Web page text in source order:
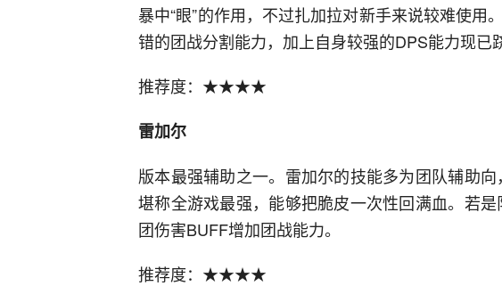
暴中“眼”的作用，不过扎加拉对新手来说较难使用
错的团战分割能力，加上自身较强的DPS能力现已
推荐度：★★★★
雷加尔
版本最强辅助之一。雷加尔的技能多为团队辅助
堪称全游戏最强，能够把脆皮一次性回满血。若
团伤害BUFF增加团战能力。
推荐度：★★★★